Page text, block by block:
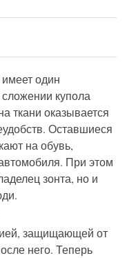
имеет один
купола
ткани оказывается
Оставшиеся
на обувь,
При этом
зонта, но и
защищающей от
него. Теперь